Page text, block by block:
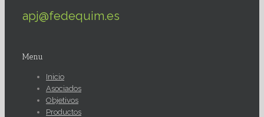
apj@fedequim.es
Menu
Inicio
Asociados
Objetivos
Productos